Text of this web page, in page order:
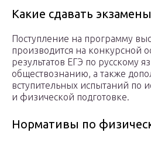
Какие сдавать экзамены
Поступление на программу
производится на конкурсной
результатов ЕГЭ по русскому
обществознанию, а также
вступительных испытаний по
и физической подготовке.
Нормативы по